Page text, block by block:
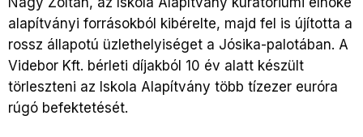
alapítványi forrásokból kibérelte, majd fel is újította a
rossz állapotú üzlethelyiséget a Jósika-palotában. A
Videbor Kft. bérleti díjakból 10 év alatt készült
törleszteni az Iskola Alapítvány több tízezer euróra
rúgó befektetését.